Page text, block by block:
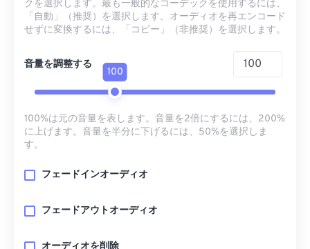
クを選択します。最も一般的なコーデックを使用するには、
「自動」（推奨）を選択します。オーディオを再エンコード
せずに変換するには、「コピー」（非推奨）を選択します。
音量を調整する
100
100%は元の音量を表します。音量を2倍にするには、200%
に上げます。音量を半分に下げるには、50%を選択しま
す。
フェードインオーディオ
フェードアウトオーディオ
オーディオを削除